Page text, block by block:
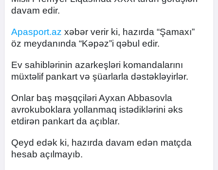
davam edir.
Apasport.az xəbər verir ki, hazırda “Şamaxı”
öz meydanında “Kəpəz”i qəbul edir.
Ev sahiblərinin azarkeşləri komandalarını
müxtəlif pankart və şüarlarla dəstəkləyirlər.
Onlar baş məşqçiləri Ayxan Abbasovla
avrokuboklara yollanmaq istədiklərini əks
etdirən pankart da açıblar.
Qeyd edək ki, hazırda davam edən matçda
hesab açılmayıb.